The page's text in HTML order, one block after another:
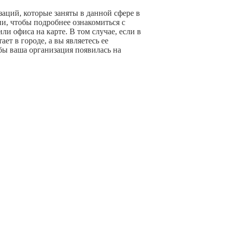
которые заняты в данной сфере в
чтобы подробнее ознакомиться с
офиса на карте. В том случае, если в
в городе, а вы являетесь ее
ваша организация появилась на